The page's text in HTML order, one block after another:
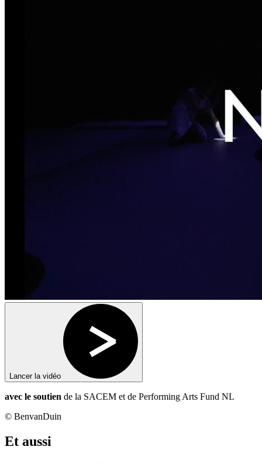
Lancer la vidéo
avec le soutien de la SACEM et de Performing Arts Fund NL
© BenvanDuin
Et aussi